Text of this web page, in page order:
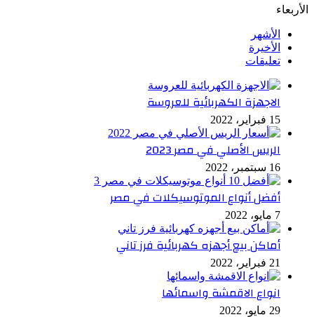
الأربعاء
الأشهر
الأخيرة
تعليقات
الاجهزة الكهربائية للعروسة
15 فبراير، 2022
الريس الأصلي في مصر 2023
16 سبتمبر، 2022
أفضل أنواع الموتوسيكلات في مصر
7 مايو، 2022
أماكن بيع أجهزه كهربائية فرز تاني
21 فبراير، 2022
انواع الاقمشة واسمائها
29 مايو، 2022